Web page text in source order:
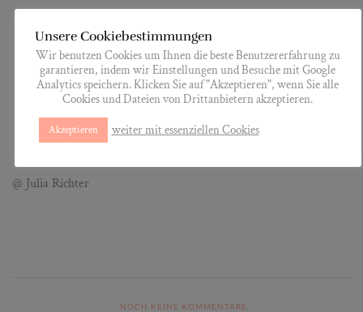
@ Julia Richter
NOCH KEINE KOMMENTARE
Unsere Cookiebestimmungen
Wir benutzen Cookies um Ihnen die beste Benutzererfahrung zu
garantieren, indem wir Einstellungen und Besuche mit Google
Analytics speichern. Klicken Sie auf "Akzeptieren", wenn Sie alle
Cookies und Dateien von Drittanbietern akzeptieren.
Akzeptieren weiter mit essenziellen Cookies